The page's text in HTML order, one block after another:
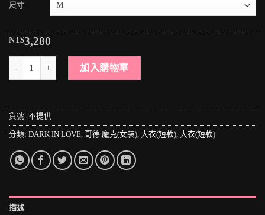
尺寸
NT$3,280
＊MINI PUNK LOLO＊黑暗哥德傳說-暗夜古堡月之伶聽宴曲華麗蕾
加入購物車
貨號: 不提供
分類: DARK IN LOVE 哥德.龐克(女裝) 大衣(短款) 大衣(短款)
描述